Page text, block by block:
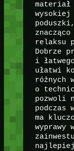
materiał
relaksu
Dobrze
i
ułatwi
różnych
o
pozwoli
podczas
ma
wyprawy